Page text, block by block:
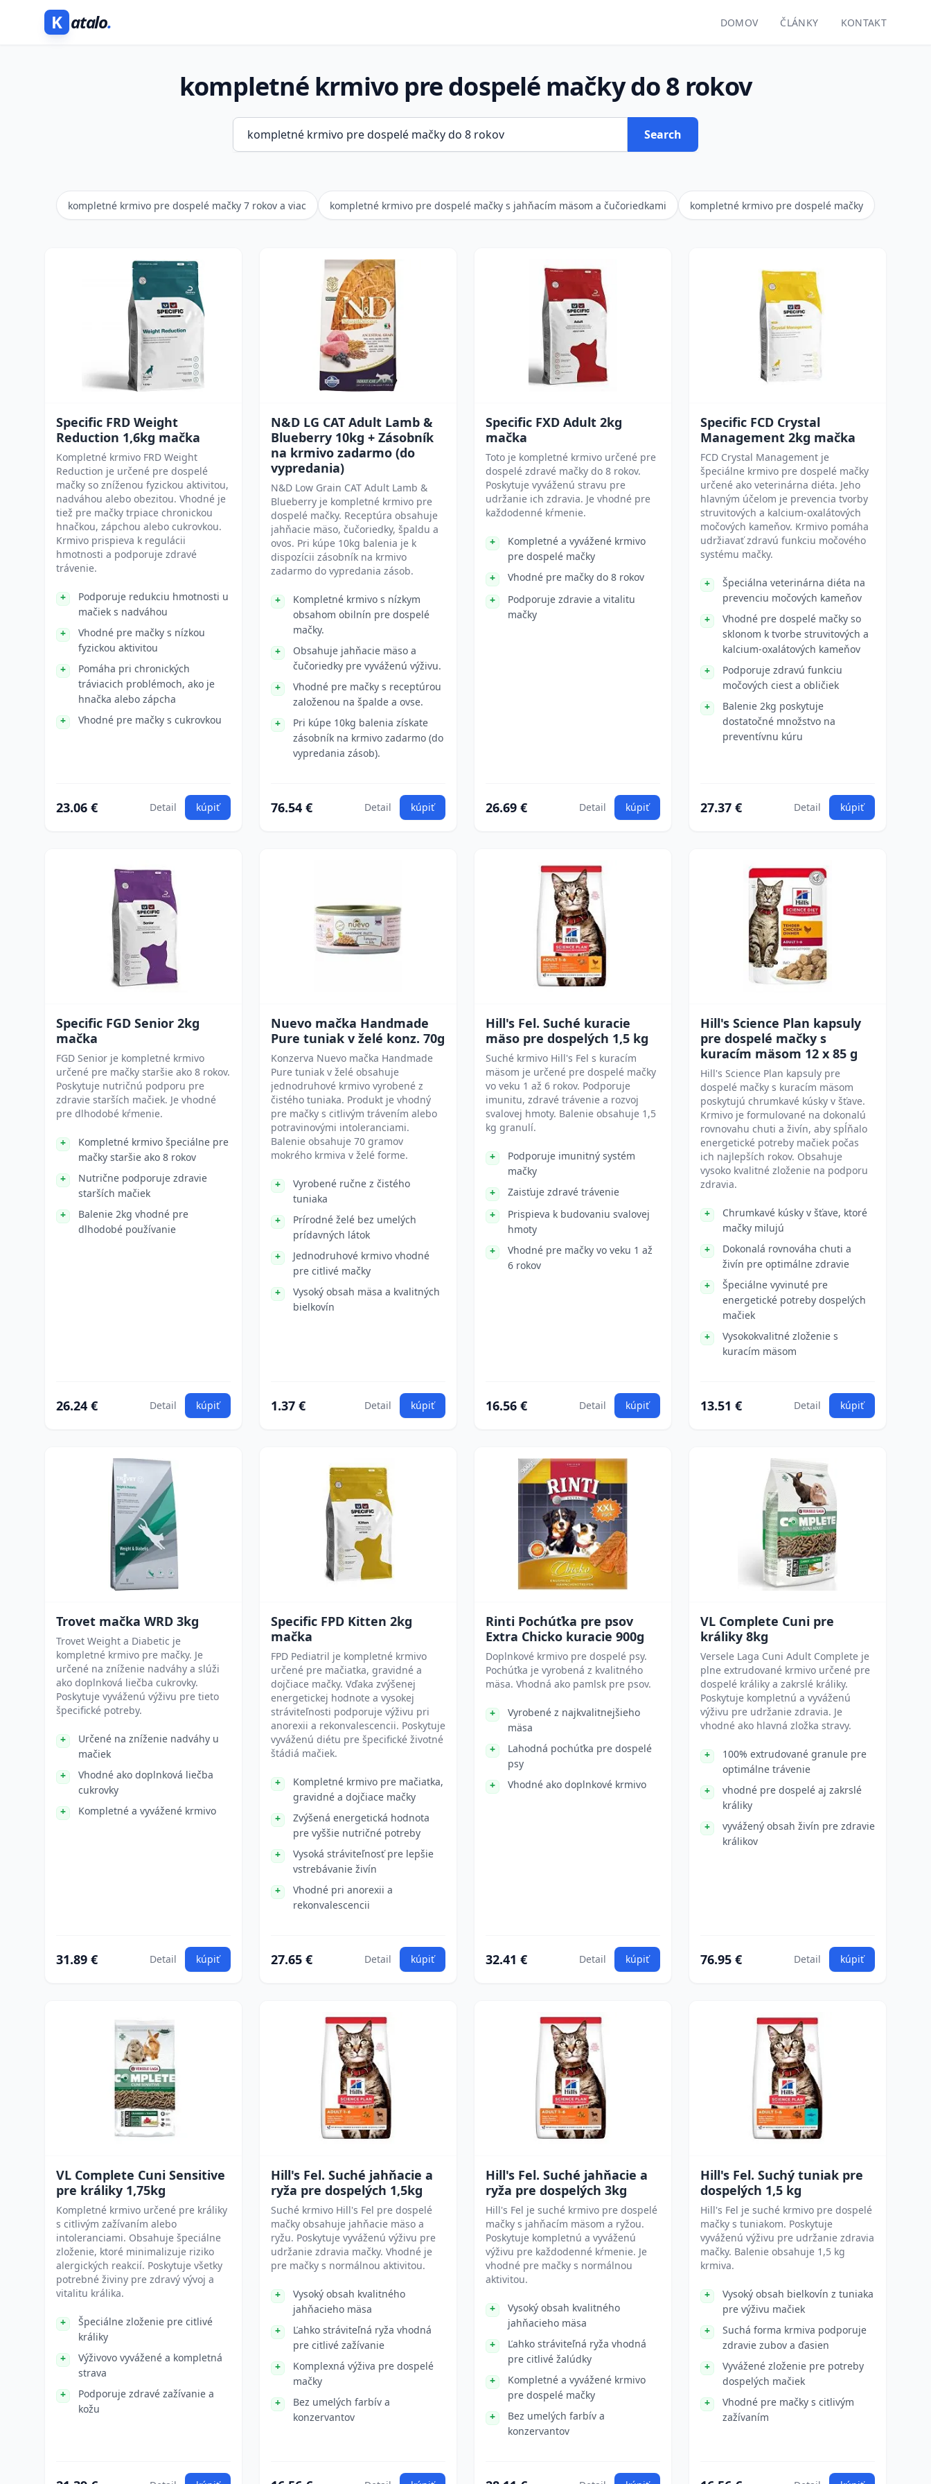
K atalo. DOMOV ČLÁNKY KONTAKT
kompletné krmivo pre dospelé mačky do 8 rokov
Search
kompletné krmivo pre dospelé mačky 7 rokov a viac kompletné krmivo pre dospelé mačky s jahňacím mäsom a čučoriedkami kompletné krmivo pre dospelé mačky
Specific FRD Weight
Reduction 1,6kg mačka
Kompletné krmivo FRD Weight
Reduction je určené pre dospelé
mačky so zníženou fyzickou aktivitou,
nadváhou alebo obezitou. Vhodné je
tiež pre mačky trpiace chronickou
hnačkou, zápchou alebo cukrovkou.
Krmivo prispieva k regulácii
hmotnosti a podporuje zdravé
trávenie.
Podporuje redukciu hmotnosti u
mačiek s nadváhou
Vhodné pre mačky s nízkou
fyzickou aktivitou
Pomáha pri chronických
tráviacich problémoch, ako je
hnačka alebo zápcha
Vhodné pre mačky s cukrovkou
23.06 € Detail kúpiť
N&D LG CAT Adult Lamb &
Blueberry 10kg + Zásobník
na krmivo zadarmo (do
vypredania)
N&D Low Grain CAT Adult Lamb &
Blueberry je kompletné krmivo pre
dospelé mačky. Receptúra obsahuje
jahňacie mäso, čučoriedky, špaldu a
ovos. Pri kúpe 10kg balenia je k
dispozícii zásobník na krmivo
zadarmo do vypredania zásob.
Kompletné krmivo s nízkym
obsahom obilnín pre dospelé
mačky.
Obsahuje jahňacie mäso a
čučoriedky pre vyváženú výživu.
Vhodné pre mačky s receptúrou
založenou na špalde a ovse.
Pri kúpe 10kg balenia získate
zásobník na krmivo zadarmo (do
vypredania zásob).
76.54 € Detail kúpiť
Specific FXD Adult 2kg
mačka
Toto je kompletné krmivo určené pre
dospelé zdravé mačky do 8 rokov.
Poskytuje vyváženú stravu pre
udržanie ich zdravia. Je vhodné pre
každodenné kŕmenie.
Kompletné a vyvážené krmivo
pre dospelé mačky
Vhodné pre mačky do 8 rokov
Podporuje zdravie a vitalitu
mačky
26.69 € Detail kúpiť
Specific FCD Crystal
Management 2kg mačka
FCD Crystal Management je
špeciálne krmivo pre dospelé mačky
určené ako veterinárna diéta. Jeho
hlavným účelom je prevencia tvorby
struvitových a kalcium-oxalátových
močových kameňov. Krmivo pomáha
udržiavať zdravú funkciu močového
systému mačky.
Špeciálna veterinárna diéta na
prevenciu močových kameňov
Vhodné pre dospelé mačky so
sklonom k tvorbe struvitových a
kalcium-oxalátových kameňov
Podporuje zdravú funkciu
močových ciest a obličiek
Balenie 2kg poskytuje
dostatočné množstvo na
preventívnu kúru
27.37 € Detail kúpiť
Specific FGD Senior 2kg
mačka
FGD Senior je kompletné krmivo
určené pre mačky staršie ako 8 rokov.
Poskytuje nutričnú podporu pre
zdravie starších mačiek. Je vhodné
pre dlhodobé kŕmenie.
Kompletné krmivo špeciálne pre
mačky staršie ako 8 rokov
Nutrične podporuje zdravie
starších mačiek
Balenie 2kg vhodné pre
dlhodobé používanie
26.24 € Detail kúpiť
Nuevo mačka Handmade
Pure tuniak v želé konz. 70g
Konzerva Nuevo mačka Handmade
Pure tuniak v želé obsahuje
jednodruhové krmivo vyrobené z
čistého tuniaka. Produkt je vhodný
pre mačky s citlivým trávením alebo
potravinovými intoleranciami.
Balenie obsahuje 70 gramov
mokrého krmiva v želé forme.
Vyrobené ručne z čistého
tuniaka
Prírodné želé bez umelých
prídavných látok
Jednodruhové krmivo vhodné
pre citlivé mačky
Vysoký obsah mäsa a kvalitných
bielkovín
1.37 € Detail kúpiť
Hill's Fel. Suché kuracie
mäso pre dospelých 1,5 kg
Suché krmivo Hill's Fel s kuracím
mäsom je určené pre dospelé mačky
vo veku 1 až 6 rokov. Podporuje
imunitu, zdravé trávenie a rozvoj
svalovej hmoty. Balenie obsahuje 1,5
kg granulí.
Podporuje imunitný systém
mačky
Zaisťuje zdravé trávenie
Prispieva k budovaniu svalovej
hmoty
Vhodné pre mačky vo veku 1 až
6 rokov
16.56 € Detail kúpiť
Hill's Science Plan kapsuly
pre dospelé mačky s
kuracím mäsom 12 x 85 g
Hill's Science Plan kapsuly pre
dospelé mačky s kuracím mäsom
poskytujú chrumkavé kúsky v šťave.
Krmivo je formulované na dokonalú
rovnovahu chuti a živín, aby spĺňalo
energetické potreby mačiek počas
ich najlepších rokov. Obsahuje
vysoko kvalitné zloženie na podporu
zdravia.
Chrumkavé kúsky v šťave, ktoré
mačky milujú
Dokonalá rovnováha chuti a
živín pre optimálne zdravie
Špeciálne vyvinuté pre
energetické potreby dospelých
mačiek
Vysokokvalitné zloženie s
kuracím mäsom
13.51 € Detail kúpiť
Trovet mačka WRD 3kg
Trovet Weight a Diabetic je
kompletné krmivo pre mačky. Je
určené na zníženie nadváhy a slúži
ako doplnková liečba cukrovky.
Poskytuje vyváženú výživu pre tieto
špecifické potreby.
Určené na zníženie nadváhy u
mačiek
Vhodné ako doplnková liečba
cukrovky
Kompletné a vyvážené krmivo
31.89 € Detail kúpiť
Specific FPD Kitten 2kg
mačka
FPD Pediatril je kompletné krmivo
určené pre mačiatka, gravidné a
dojčiace mačky. Vďaka zvýšenej
energetickej hodnote a vysokej
stráviteľnosti podporuje výživu pri
anorexii a rekonvalescencii. Poskytuje
vyváženú diétu pre špecifické životné
štádiá mačiek.
Kompletné krmivo pre mačiatka,
gravidné a dojčiace mačky
Zvýšená energetická hodnota
pre vyššie nutričné potreby
Vysoká stráviteľnosť pre lepšie
vstrebávanie živín
Vhodné pri anorexii a
rekonvalescencii
27.65 € Detail kúpiť
Rinti Pochúťka pre psov
Extra Chicko kuracie 900g
Doplnkové krmivo pre dospelé psy.
Pochúťka je vyrobená z kvalitného
mäsa. Vhodná ako pamlsk pre psov.
Vyrobené z najkvalitnejšieho
mäsa
Lahodná pochúťka pre dospelé
psy
Vhodné ako doplnkové krmivo
32.41 € Detail kúpiť
VL Complete Cuni pre
králiky 8kg
Versele Laga Cuni Adult Complete je
plne extrudované krmivo určené pre
dospelé králiky a zakrslé králiky.
Poskytuje kompletnú a vyváženú
výživu pre udržanie zdravia. Je
vhodné ako hlavná zložka stravy.
100% extrudované granule pre
optimálne trávenie
vhodné pre dospelé aj zakrslé
králiky
vyvážený obsah živín pre zdravie
králikov
76.95 € Detail kúpiť
VL Complete Cuni Sensitive
pre králiky 1,75kg
Kompletné krmivo určené pre králiky
s citlivým zažívaním alebo
intoleranciami. Obsahuje špeciálne
zloženie, ktoré minimalizuje riziko
alergických reakcií. Poskytuje všetky
potrebné živiny pre zdravý vývoj a
vitalitu králika.
Špeciálne zloženie pre citlivé
králiky
Výživovo vyvážené a kompletná
strava
Podporuje zdravé zažívanie a
kožu
Hill's Fel. Suché jahňacie a
ryža pre dospelých 1,5kg
Suché krmivo Hill's Fel pre dospelé
mačky obsahuje jahňacie mäso a
ryžu. Poskytuje vyváženú výživu pre
udržanie zdravia mačky. Vhodné je
pre mačky s normálnou aktivitou.
Vysoký obsah kvalitného
jahňacieho mäsa
Ľahko stráviteľná ryža vhodná
pre citlivé zažívanie
Komplexná výživa pre dospelé
mačky
Bez umelých farbív a
konzervantov
Hill's Fel. Suché jahňacie a
ryža pre dospelých 3kg
Hill's Fel je suché krmivo pre dospelé
mačky s jahňacím mäsom a ryžou.
Poskytuje kompletnú a vyváženú
výživu pre každodenné kŕmenie. Je
vhodné pre mačky s normálnou
aktivitou.
Vysoký obsah kvalitného
jahňacieho mäsa
Ľahko stráviteľná ryža vhodná
pre citlivé žalúdky
Kompletné a vyvážené krmivo
pre dospelé mačky
Bez umelých farbív a
konzervantov
Hill's Fel. Suchý tuniak pre
dospelých 1,5 kg
Hill's Fel je suché krmivo pre dospelé
mačky s tuniakom. Poskytuje
vyváženú výživu pre udržanie zdravia
mačky. Balenie obsahuje 1,5 kg
krmiva.
Vysoký obsah bielkovín z tuniaka
pre výživu mačiek
Suchá forma krmiva podporuje
zdravie zubov a ďasien
Vyvážené zloženie pre potreby
dospelých mačiek
Vhodné pre mačky s citlivým
zažívaním